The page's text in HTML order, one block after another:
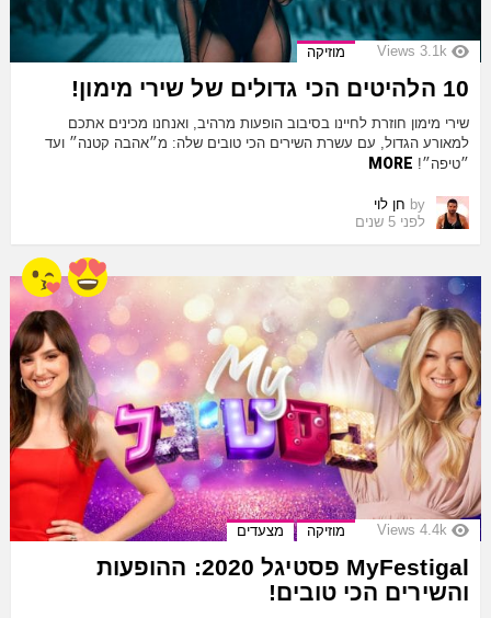
3.1k
Views מוזיקה
10 הלהיטים הכי גדולים של שירי מימון!
שירי מימון חוזרת לחיינו בסיבוב הופעות מרהיב, ואנחנו מכינים אתכם
למאורע הגדול, עם עשרת השירים הכי טובים שלה: מ״אהבה קטנה״ ועד
״טיפה״! MORE
by חן לוי
לפני 5 שנים
4.4k
Views מוזיקה מצעדים
MyFestigal פסטיגל 2020: ההופעות
והשירים הכי טובים!